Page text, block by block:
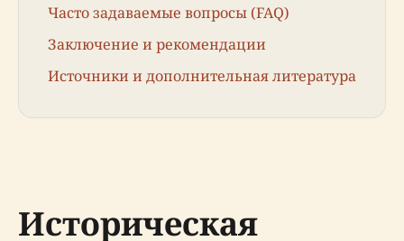
Часто задаваемые вопросы (FAQ)
Заключение и рекомендации
Источники и дополнительная литература
Историческая